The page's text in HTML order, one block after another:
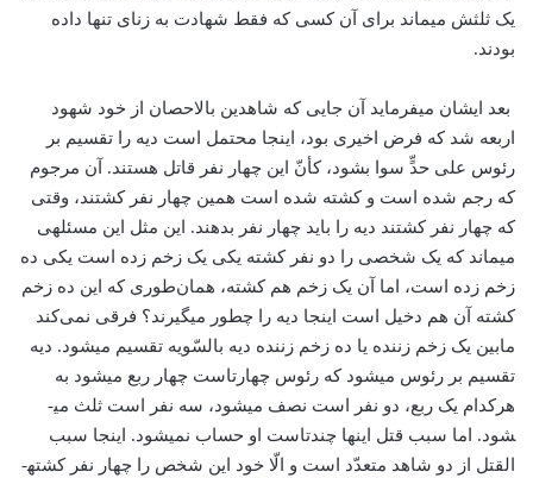
یک ثلثش می­ماند برای آن کسی که فقط شهادت به زنای تنها داده
بودند.
بعد ایشان می­فرماید آن جایی که شاهدین بالاحصان از خود شهود
اربعه شد که فرض اخیری بود، اینجا محتمل است دیه را تقسیم بر
رئوس علی حدٍّ سوا بشود، کأنّ این چهار نفر قاتل هستند. آن مرجوم
که رجم شده است و کشته شده است همین چهار نفر کشتند، وقتی
که چهار نفر کشتند دیه را باید چهار نفر بدهند. این مثل این مسئله­ی
می­ماند که یک شخصی را دو نفر کشته یکی یک زخم زده است یکی ده
زخم زده است، اما آن یک زخم هم کشته، همان‌طوری كه این ده زخم
کشته آن هم دخیل است اینجا دیه را چطور می­گیرند؟ فرقی نمی‌کند
مابین یک زخم زننده یا ده زخم زننده دیه بالسّویه تقسیم می­شود. دیه
تقسیم بر رئوس می­شود که رئوس چهارتاست چهار ربع می­شود به
هرکدام یک ربع، دو نفر است نصف می­شود، سه نفر است ثلث می­
شود. اما سبب قتل اینها چندتاست او حساب نمی­شود. اینجا سبب
القتل از دو شاهد متعدّد است و الّا خود این شخص را چهار نفر کشته­